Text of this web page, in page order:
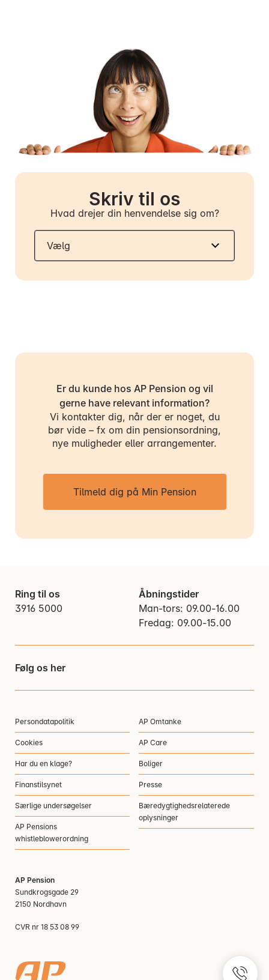
Skriv til os
Hvad drejer din henvendelse sig om?
Er du kunde hos AP Pension og vil
gerne have relevant information?
Vi kontakter dig, når der er noget, du
bør vide – fx om din pensionsordning,
nye muligheder eller arrangementer.
Tilmeld dig på Min Pension
Ring til os
3916 5000
Åbningstider
Man-tors: 09.00-16.00
Fredag: 09.00-15.00
Følg os her
Persondatapolitik
Cookies
Har du en klage?
Finanstilsynet
Særlige undersøgelser
AP Pensions
whistleblowerordning
AP Omtanke
AP Care
Boliger
Presse
Bæredygtighedsrelaterede
oplysninger
AP Pension
Sundkrogsgade 29
2150 Nordhavn
CVR nr 18 53 08 99